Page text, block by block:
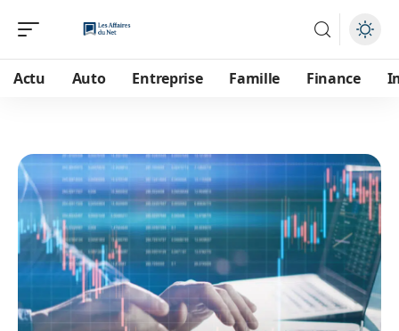
Actu Auto Entreprise Famille Finance